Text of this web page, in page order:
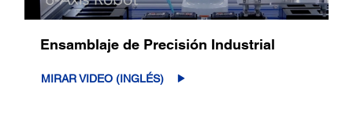
Ensamblaje de Precisión Industrial
MIRAR VIDEO (INGLÉS)